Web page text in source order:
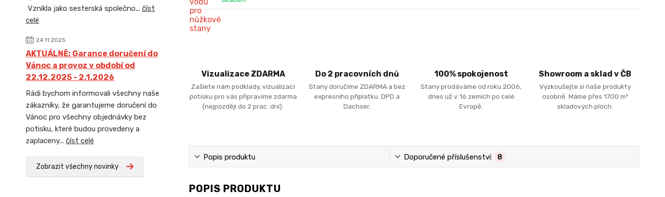
Vznikla jako sesterská společno... číst
celé
24.11.2025
AKTUÁLNĚ: Garance doručení do
Vánoc a provoz v období od
22.12.2025 - 2.1.2026
Rádi bychom informovali všechny naše
zákazníky, že garantujeme doručení do
Vánoc pro všechny objednávky bez
potisku, které budou provedeny a
zaplaceny... číst celé
Zobrazit všechny novinky
Vizualizace ZDARMA
Zašlete nám podklady, vizualizaci
potisku pro vás připravíme zdarma
(nejpozději do 2 prac. dní).
Do 2 pracovních dnů
Stany doručíme ZDARMA a bez
expresního příplatku. DPD a
Dachser.
100% spokojenost
Stany prodáváme od roku 2006,
dnes už v 16 zemích po celé
Evropě.
Showroom a sklad v ČB
Vyzkoušejte si naše produkty
osobně. Máme přes 1700 m²
skladových ploch.
Popis produktu Doporučené příslušenství: 8
POPIS PRODUKTU